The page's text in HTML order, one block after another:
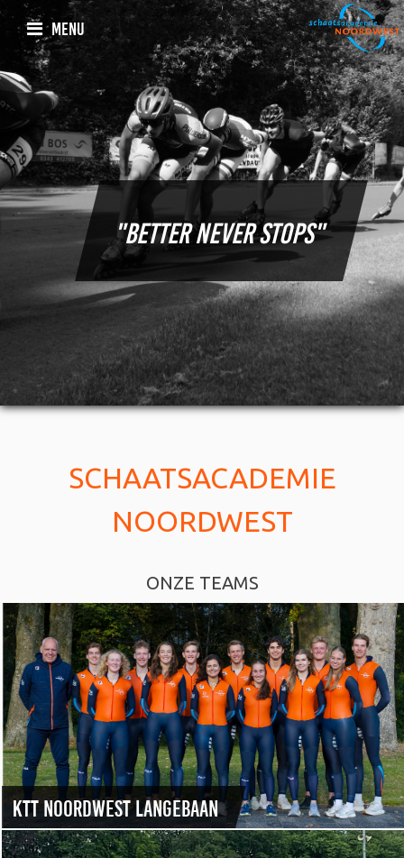
MENU
"Better never stops"
SCHAATSACADEMIE
NOORDWEST
ONZE TEAMS
KTT NOORDWEST LANGEBAAN